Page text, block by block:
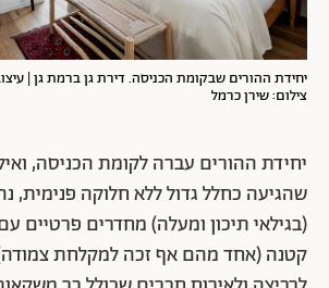
יחידת ההורים שבקומת הכניסה. דירת גן ברמת גן |
צילום: שירן כרמל
יחידת ההורים עברה לקומת הכניסה,
שהגיעה כחלל גדול ללא חלוקה פנימית,
(בגילאי תיכון ומעלה) מחדרים פרטיים
קטנה (אחד מהם אף זכה למקלחת